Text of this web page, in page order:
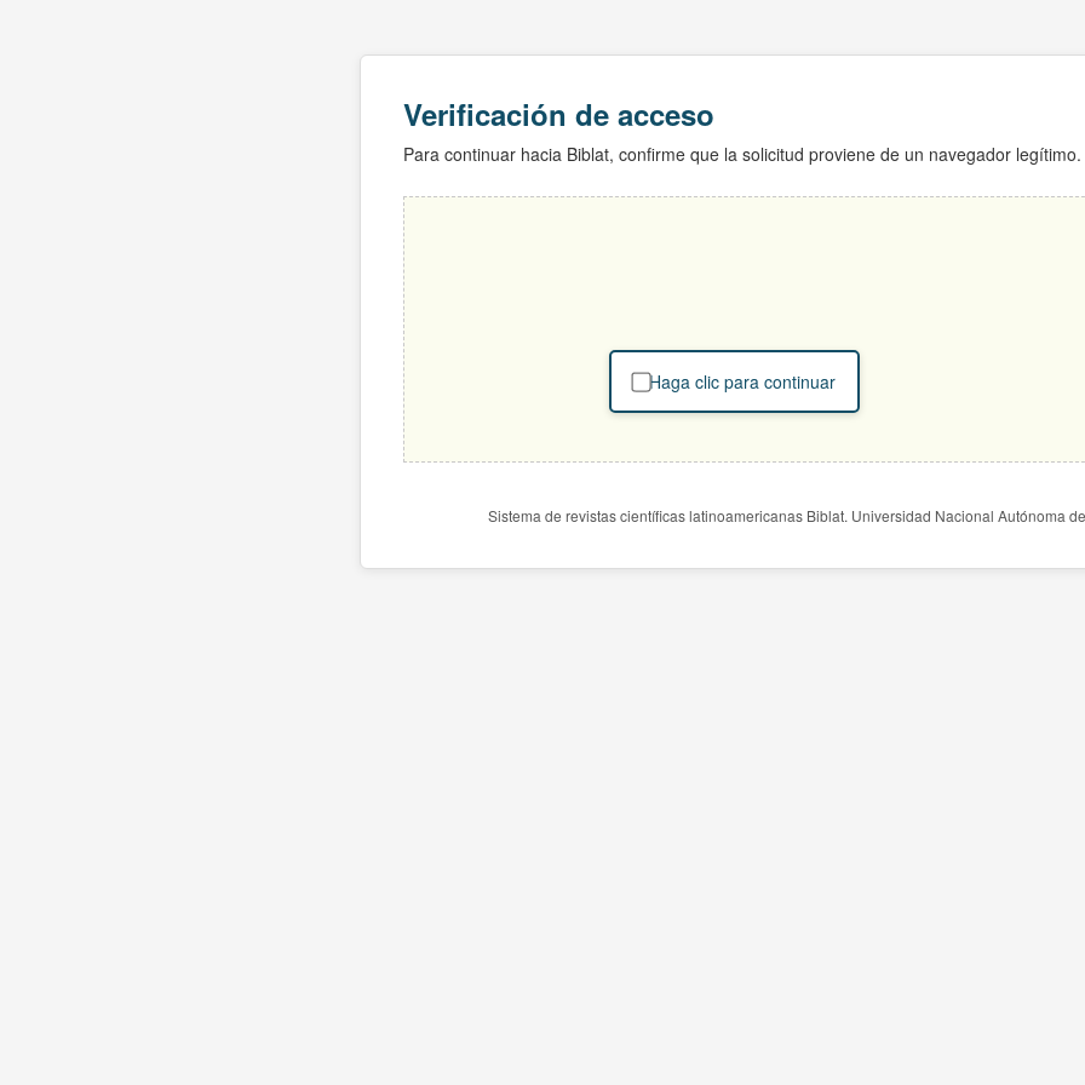
Verificación de acceso
Para continuar hacia Biblat, confirme que la solicitud proviene de un navegador legítimo.
Haga clic para continuar
Sistema de revistas científicas latinoamericanas Biblat. Universidad Nacional Autónoma